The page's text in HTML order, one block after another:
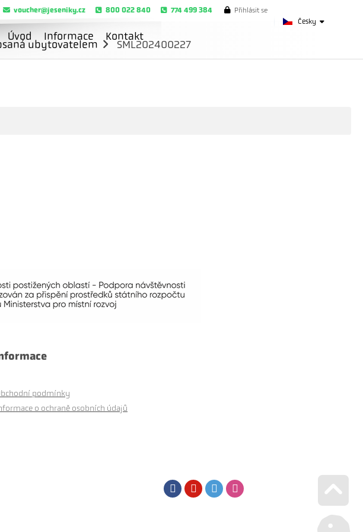
Česky
voucher@jeseniky.cz 800 022 840 774 499 384 Přihlásit se
Úvod Informace Kontakt
ubytovatelem SML202400227
podmínky
o ochraně osobních údajů
FacebookYoutubeTwitter
Go